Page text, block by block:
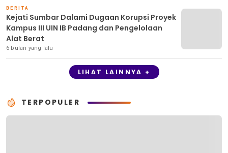
BERITA
Kejati Sumbar Dalami Dugaan Korupsi Proyek
Kampus III UIN IB Padang dan Pengelolaan
Alat Berat
6 bulan yang lalu
LIHAT LAINNYA +
TERPOPULER